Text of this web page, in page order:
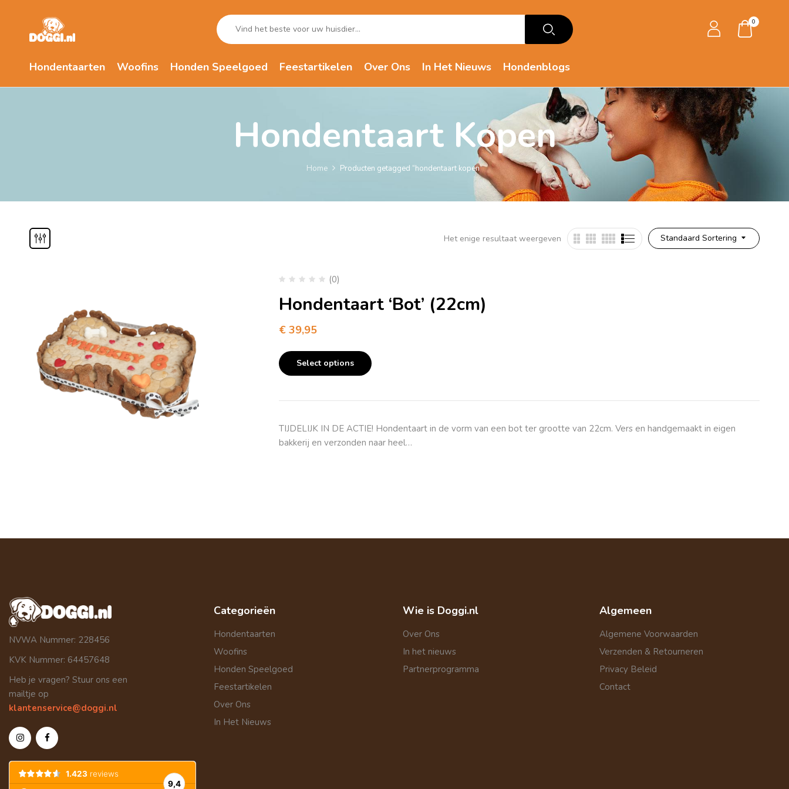
0
Hondentaarten Woofins Honden Speelgoed Feestartikelen Over Ons In Het Nieuws Hondenblogs
Hondentaart Kopen
Home Producten getagged “hondentaart kopen”
Standaard Sortering
Het enige resultaat weergeven
(0)
Hondentaart ‘Bot’ (22cm)
€39,95
Select options
TIJDELIJK IN DE ACTIE! Hondentaart in de vorm van een bot ter grootte van 22cm. Vers en handgemaakt in eigen
bakkerij en verzonden naar heel…
NVWA Nummer: 228456
KVK Nummer: 64457648
Heb je vragen? Stuur ons een
mailtje op
klantenservice@doggi.nl
Categorieën
Hondentaarten
Woofins
Honden Speelgoed
Feestartikelen
Over Ons
In Het Nieuws
Wie is Doggi.nl
Over Ons
In het nieuws
Partnerprogramma
Algemeen
Algemene Voorwaarden
Verzenden & Retourneren
Privacy Beleid
Contact